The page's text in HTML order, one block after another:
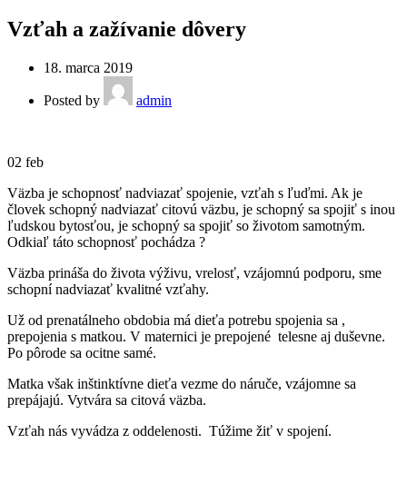
Vzťah a zažívanie dôvery
18. marca 2019
Posted by admin
02 feb
Väzba je schopnosť nadviazať spojenie, vzťah s ľuďmi. Ak je
človek schopný nadviazať citovú väzbu, je schopný sa spojiť s inou
ľudskou bytosťou, je schopný sa spojiť so životom samotným.
Odkiaľ táto schopnosť pochádza ?
Väzba prináša do života výživu, vrelosť, vzájomnú podporu, sme
schopní nadviazať kvalitné vzťahy.
Už od prenatálneho obdobia má dieťa potrebu spojenia sa ,
prepojenia s matkou. V maternici je prepojené telesne aj duševne.
Po pôrode sa ocitne samé.
Matka však inštinktívne dieťa vezme do náruče, vzájomne sa
prepájajú. Vytvára sa citová väzba.
Vzťah nás vyvádza z oddelenosti. Túžime žiť v spojení.